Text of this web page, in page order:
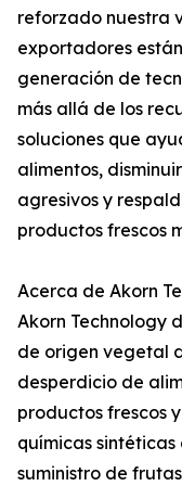
reforzado nuestra
exportadores
generación de
más allá de los
soluciones que
alimentos,
agresivos y
productos frescos
Acerca de Akorn
Akorn Technology
de origen vegetal
desperdicio de
productos frescos
químicas
suministro de